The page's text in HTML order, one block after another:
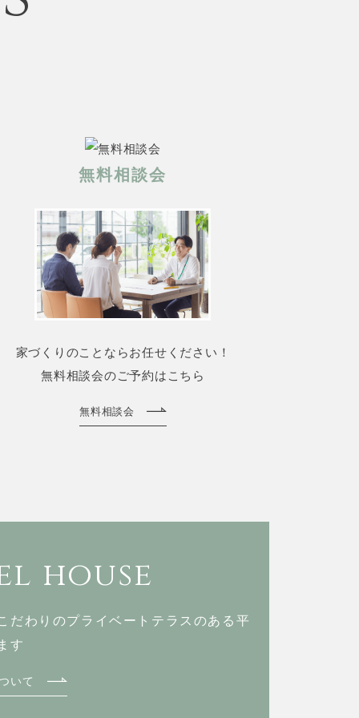
無料相談会
家づくりのことならお任せください！
無料相談会のご予約はこちら
無料相談会
house
だわりのプライベートテラスのある 平
す
いて